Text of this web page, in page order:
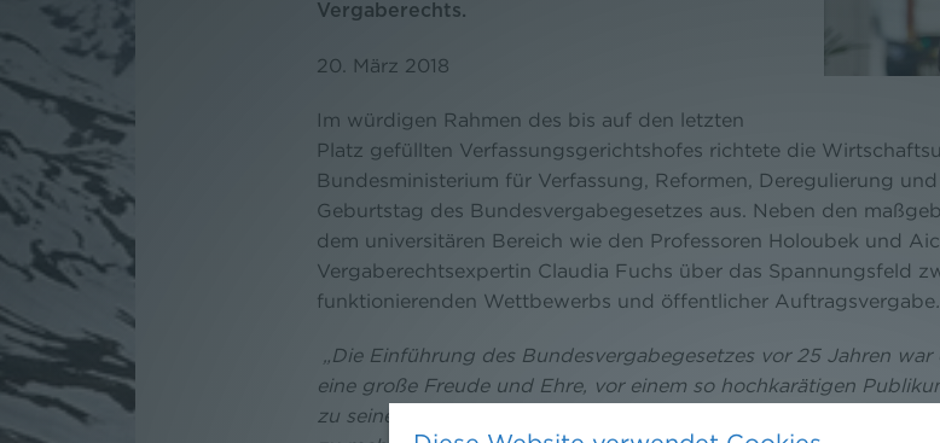
Vergaberechts.
20. März 2018
Im würdigen Rahmen des bis auf den letzten
Platz gefüllten Verfassungsgerichtshofes richtete die
Bundesministerium für Verfassung, Reformen, Deregulierung
Geburtstag des Bundesvergabegesetzes aus. Neben den
dem universitären Bereich wie den Professoren Holoubek und
Vergaberechtsexpertin Claudia Fuchs über das Spannungsfeld
funktionierenden Wettbewerbs und öffentlicher Auftragsvergabe.
„Die Einführung des Bundesvergabegesetzes vor 25 Jahren
eine große Freude und Ehre, vor einem so hochkarätigen
zu seinem Geburtstag gratulieren zu dürfen. Das Vergaberecht